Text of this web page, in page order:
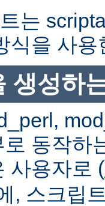
는
식을 사용
생성하
동작하
사용자로 (
, 스크립